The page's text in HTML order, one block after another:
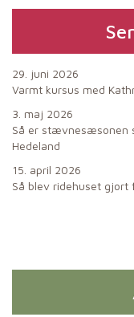
29. juni 2026
Varmt kursus med
3. maj 2026
Så er stævnesæsonen
Hedeland
15. april 2026
Så blev ridehuset gjort